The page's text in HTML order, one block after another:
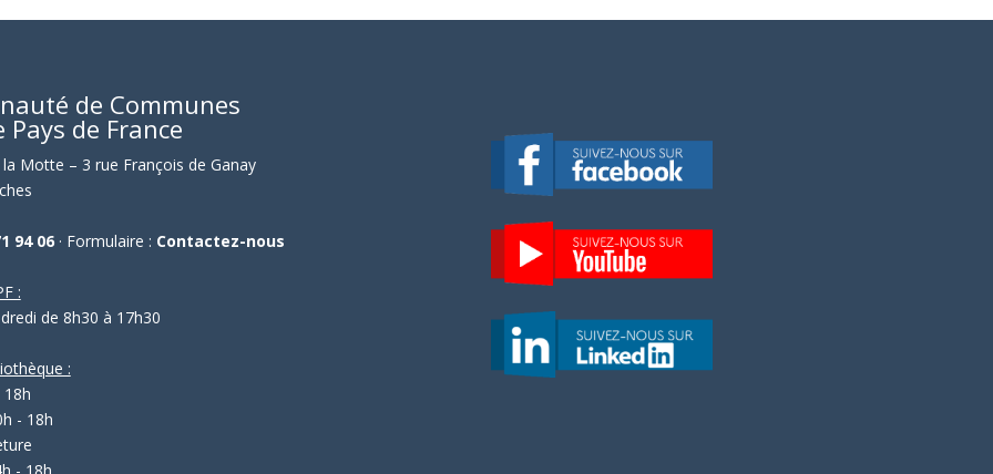
de Communes
Pays de France
Motte – 3 rue François de Ganay
94 06· Formulaire : Contactez-nous
:
de 8h30 à 17h30
:
- 18h
- 18h